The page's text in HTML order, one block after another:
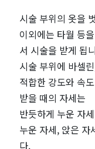
시술 부위의 옷을
이외에는 타월 등
서 시술을 받게 됩
시술 부위에 바셀
적합한 강도와 속
받을 때의 자세는
반듯하게 누운 자
누운 자세, 앉은 자
다.